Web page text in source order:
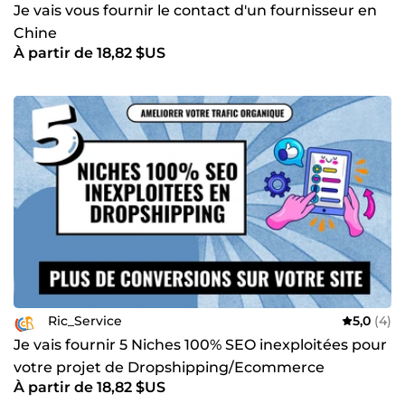
Je vais vous fournir le contact d'un fournisseur en
Chine
À partir de 18,82 $US
Ric_Service 5,0 (4)
Je vais fournir 5 Niches 100% SEO inexploitées pour
votre projet de Dropshipping/Ecommerce
À partir de 18,82 $US